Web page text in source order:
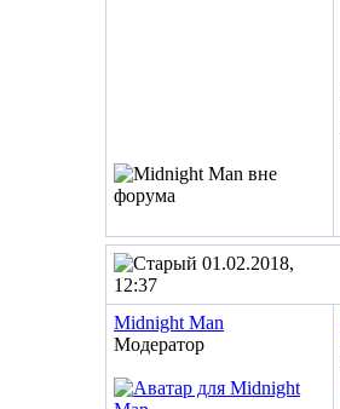
01.02.2018,
12:37
Midnight Man
Модератор